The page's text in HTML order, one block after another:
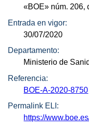
«BOE» núm. 206,
Entrada en vigor:
30/07/2020
Departamento:
Ministerio de
Referencia:
BOE-A-2020-8750
Permalink ELI:
https://